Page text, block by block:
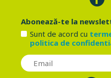
Abonează-te la
Sunt de acord cu
politica de